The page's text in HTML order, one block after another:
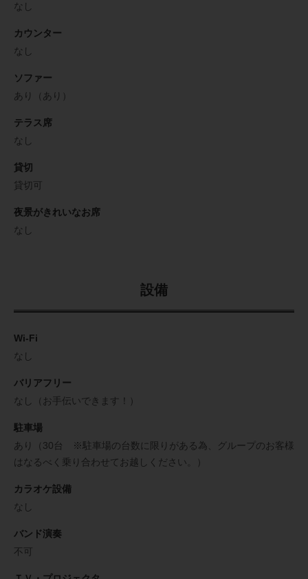
なし
カウンター
なし
ソファー
あり（あり）
テラス席
なし
貸切
貸切可
夜景がきれいなお席
なし
設備
Wi-Fi
なし
バリアフリー
なし（お手伝いできます！）
駐車場
あり（30台 ※駐車場の台数に限りがある為、グループのお客様
はなるべく乗り合わせてお越しください。）
カラオケ設備
なし
バンド演奏
不可